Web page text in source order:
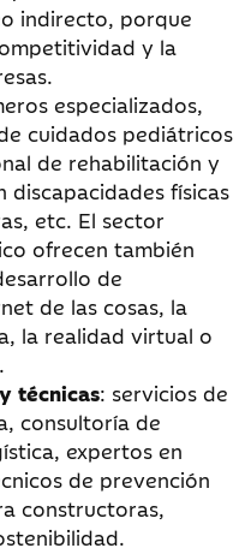
indirecto, porque
y la
especializados,
cuidados pediátricos
de rehabilitación y
discapacidades físicas
etc. El sector
ofrecen también
de
de las cosas, la
la realidad virtual o
técnicas: servicios de
consultoría de
expertos en
de prevención
constructoras,